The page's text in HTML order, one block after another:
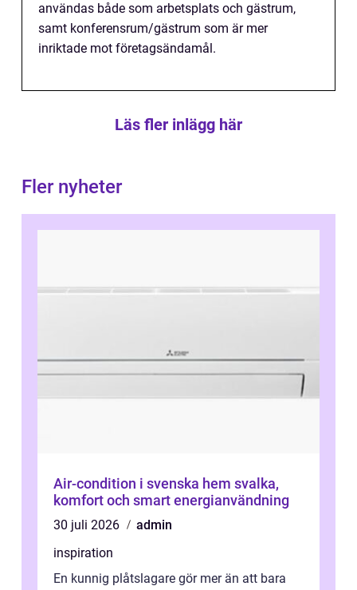
användas både som arbetsplats och gästrum,
samt konferensrum/gästrum som är mer
inriktade mot företagsändamål.
Läs fler inlägg här
Fler nyheter
Air-condition i svenska hem svalka,
komfort och smart energianvändning
30 juli 2026
admin
inspiration
En kunnig plåtslagare gör mer än att bara